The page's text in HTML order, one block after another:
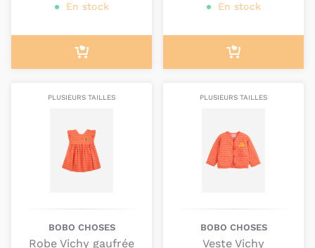
En stock En stock
PLUSIEURS TAILLES
BOBO CHOSES
Robe Vichy gaufrée
PLUSIEURS TAILLES
BOBO CHOSES
Veste Vichy